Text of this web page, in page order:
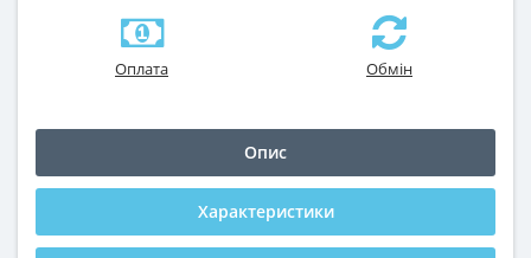
Оплата Обмін
Опис
Характеристики